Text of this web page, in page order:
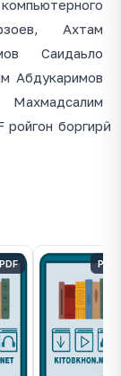
Ахтам
Саидаьло
Абдукаримов
боргирӣ
PDF PDF